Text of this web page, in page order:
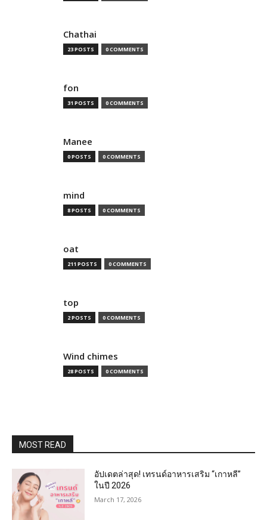
Chathai
23 POSTS 0 COMMENTS
fon
31 POSTS 0 COMMENTS
Manee
0 POSTS 0 COMMENTS
mind
8 POSTS 0 COMMENTS
oat
211 POSTS 0 COMMENTS
top
2 POSTS 0 COMMENTS
Wind chimes
28 POSTS 0 COMMENTS
MOST READ
อัปเดตล่าสุด! เทรนด์อาหารเสริม “เกาหลี”
ในปี 2026
March 17, 2026